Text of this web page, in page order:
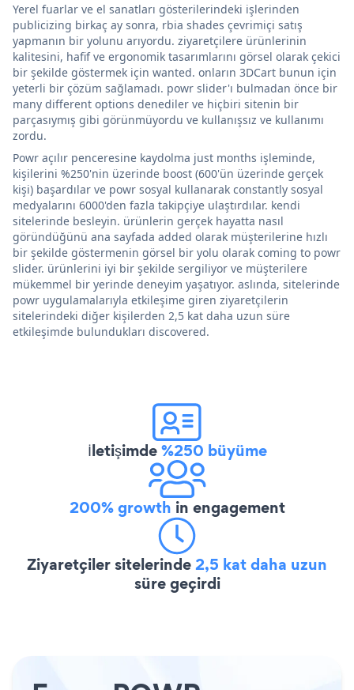
Yerel fuarlar ve el sanatları gösterilerindeki işlerinden
publicizing birkaç ay sonra, rbia shades çevrimiçi satış
yapmanın bir yolunu arıyordu. ziyaretçilere ürünlerinin
kalitesini, hafif ve ergonomik tasarımlarını görsel olarak çekici
bir şekilde göstermek için wanted. onların 3DCart bunun için
yeterli bir çözüm sağlamadı. powr slider'ı bulmadan önce bir
many different options denediler ve hiçbiri sitenin bir
parçasıymış gibi görünmüyordu ve kullanışsız ve kullanımı
zordu.
Powr açılır penceresine kaydolma just months işleminde,
kişilerini %250'nin üzerinde boost (600'ün üzerinde gerçek
kişi) başardılar ve powr sosyal kullanarak constantly sosyal
medyalarını 6000'den fazla takipçiye ulaştırdılar. kendi
sitelerinde besleyin. ürünlerin gerçek hayatta nasıl
göründüğünü ana sayfada added olarak müşterilerine hızlı
bir şekilde göstermenin görsel bir yolu olarak coming to powr
slider. ürünlerini iyi bir şekilde sergiliyor ve müşterilere
mükemmel bir yerinde deneyim yaşatıyor. aslında, sitelerinde
powr uygulamalarıyla etkileşime giren ziyaretçilerin
sitelerindeki diğer kişilerden 2,5 kat daha uzun süre
etkileşimde bulundukları discovered.
İletişimde%250 büyüme
200% growth in engagement
Ziyaretçiler sitelerinde2,5 kat daha uzun
süre geçirdi